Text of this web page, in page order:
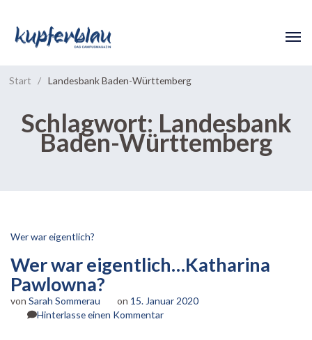
Start / Landesbank Baden-Württemberg
Schlagwort: Landesbank
Baden-Württemberg
Wer war eigentlich?
Wer war eigentlich…Katharina
Pawlowna?
von Sarah Sommerau on 15. Januar 2020
Hinterlasse einen Kommentarzu